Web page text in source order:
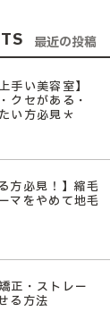
最近の投稿
手い美容室】
クセがある・
い方必見＊
方必見！】縮毛
マをやめて地毛
正・ストレー
る方法